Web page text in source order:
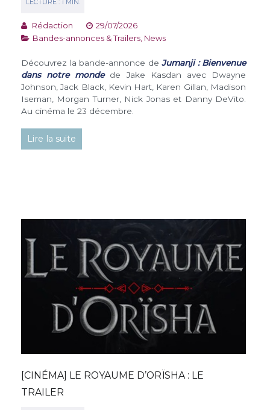
Rédaction
29/07/2026
Bandes-annonces & Trailers, News
Découvrez la bande-annonce de Jumanji : Bienvenue
dans notre mondede Jake Kasdan avec Dwayne
Johnson, Jack Black, Kevin Hart, Karen Gillan, Madison
Iseman, Morgan Turner, Nick Jonas et Danny DeVito.
Au cinéma le 23 décembre.
Lire la suite
[CINÉMA] LE ROYAUME D’ORÏSHA : LE
TRAILER